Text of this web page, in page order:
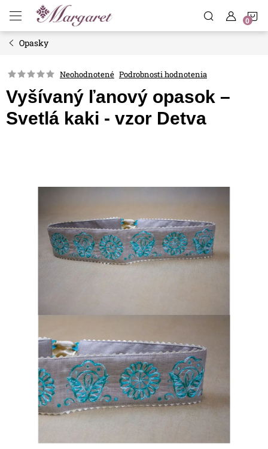
obsah
Opasky
Neohodnotené Podrobnosti hodnotenia
Vyšívaný ľanový opasok –
Svetlá kaki - vzor Detva